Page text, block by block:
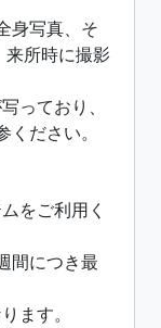
身写真、そ
来所時に撮影
っており、
ださい。
をご利用く
間につき最
ます。